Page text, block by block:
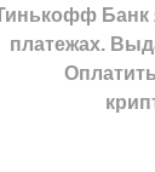
Банк
платежах.